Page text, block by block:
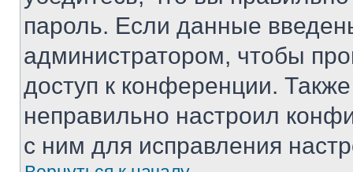
пароль. Если данные
администратором, чтобы
доступ к конференции.
неправильно настроил
с ним для исправления